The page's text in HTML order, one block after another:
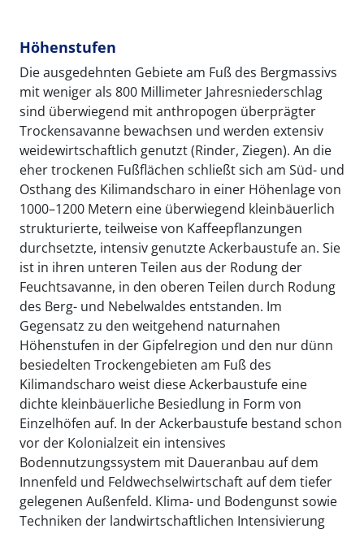
Höhenstufen
Die ausgedehnten Gebiete am Fuß des Bergmassivs
mit weniger als 800 Millimeter Jahresniederschlag
sind überwiegend mit anthropogen überprägter
Trockensavanne bewachsen und werden extensiv
weidewirtschaftlich genutzt (Rinder, Ziegen). An die
eher trockenen Fußflächen schließt sich am Süd- und
Osthang des Kilimandscharo in einer Höhenlage von
1000–1200 Metern eine überwiegend kleinbäuerlich
strukturierte, teilweise von Kaffeepflanzungen
durchsetzte, intensiv genutzte Ackerbaustufe an. Sie
ist in ihren unteren Teilen aus der Rodung der
Feuchtsavanne, in den oberen Teilen durch Rodung
des Berg- und Nebelwaldes entstanden. Im
Gegensatz zu den weitgehend naturnahen
Höhenstufen in der Gipfelregion und den nur dünn
besiedelten Trockengebieten am Fuß des
Kilimandscharo weist diese Ackerbaustufe eine
dichte kleinbäuerliche Besiedlung in Form von
Einzelhöfen auf. In der Ackerbaustufe bestand schon
vor der Kolonialzeit ein intensives
Bodennutzungssystem mit Daueranbau auf dem
Innenfeld und Feldwechselwirtschaft auf dem tiefer
gelegenen Außenfeld. Klima- und Bodengunst sowie
Techniken der landwirtschaftlichen Intensivierung